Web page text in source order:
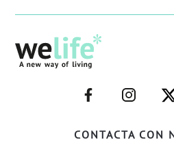
CONTACTA CON
–
FACEBOOK–
–
–